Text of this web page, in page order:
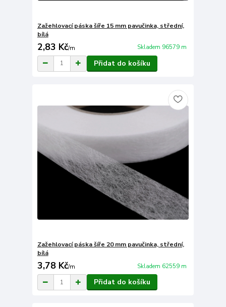
Zažehlovací páska šíře 15 mm pavučinka, střední,
bílá
2,83 Kč/m Skladem 96579 m
Přidat do košíku
Zažehlovací páska šíře 20 mm pavučinka, střední,
bílá
3,78 Kč/m Skladem 62559 m
Přidat do košíku